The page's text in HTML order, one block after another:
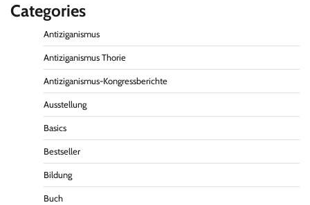
Categories
Antiziganismus
Antiziganismus Thorie
Antiziganismus-Kongressberichte
Ausstellung
Basics
Bestseller
Bildung
Buch